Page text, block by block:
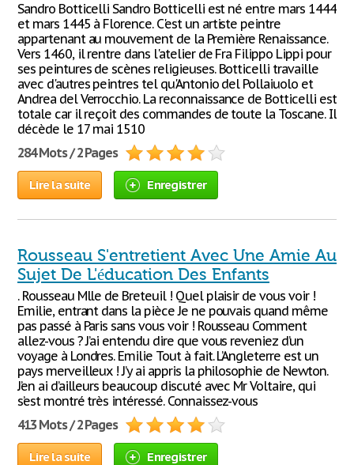
Sandro Botticelli Sandro Botticelli est né entre mars 1444
et mars 1445 à Florence. C'est un artiste peintre
appartenant au mouvement de la Première Renaissance.
Vers 1460, il rentre dans l'atelier de Fra Filippo Lippi pour
ses peintures de scènes religieuses. Botticelli travaille
avec d'autres peintres tel qu'Antonio del Pollaiuolo et
Andrea del Verrocchio. La reconnaissance de Botticelli est
totale car il reçoit des commandes de toute la Toscane. Il
décède le 17 mai 1510
284 Mots / 2 Pages
Lire la suite Enregistrer
Rousseau S'entretient Avec Une Amie Au
Sujet De L'éducation Des Enfants
. Rousseau Mlle de Breteuil ! Quel plaisir de vous voir !
Emilie, entrant dans la pièce Je ne pouvais quand même
pas passé à Paris sans vous voir ! Rousseau Comment
allez-vous ? J’ai entendu dire que vous reveniez d’un
voyage à Londres. Emilie Tout à fait. L’Angleterre est un
pays merveilleux ! J’y ai appris la philosophie de Newton.
J’en ai d’ailleurs beaucoup discuté avec Mr Voltaire, qui
s’est montré très intéressé. Connaissez-vous
413 Mots / 2 Pages
Lire la suite Enregistrer